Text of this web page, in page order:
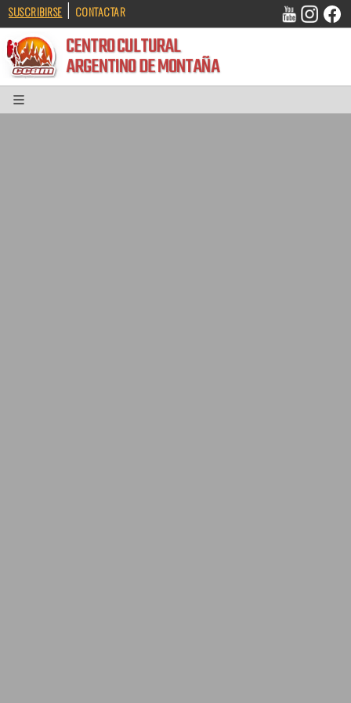
SUSCRIBIRSE | CONTACTAR
CENTRO CULTURAL
ARGENTINO DE MONTAÑA